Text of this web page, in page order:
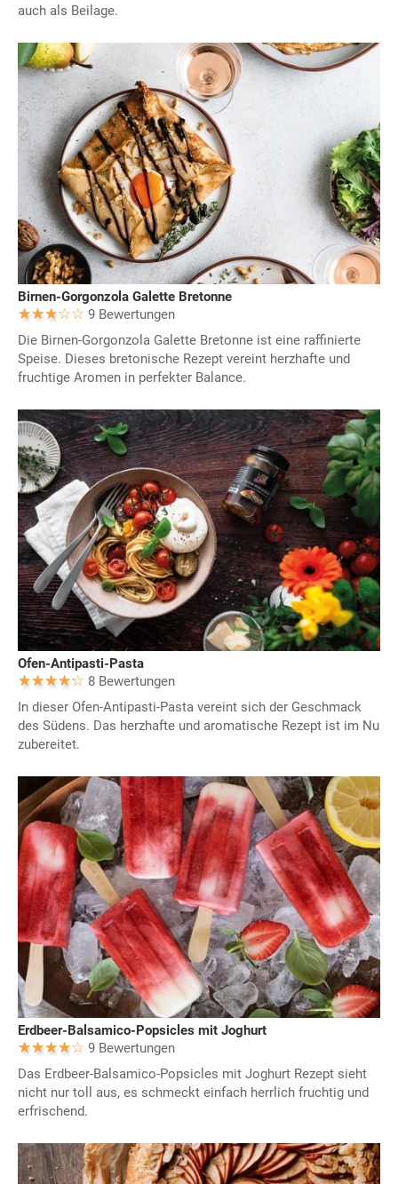
auch als Beilage.
Birnen-Gorgonzola Galette Bretonne
9 Bewertungen
Die Birnen-Gorgonzola Galette Bretonne ist eine raffinierte
Speise. Dieses bretonische Rezept vereint herzhafte und
fruchtige Aromen in perfekter Balance.
Ofen-Antipasti-Pasta
8 Bewertungen
In dieser Ofen-Antipasti-Pasta vereint sich der Geschmack
des Südens. Das herzhafte und aromatische Rezept ist im Nu
zubereitet.
Erdbeer-Balsamico-Popsicles mit Joghurt
9 Bewertungen
Das Erdbeer-Balsamico-Popsicles mit Joghurt Rezept sieht
nicht nur toll aus, es schmeckt einfach herrlich fruchtig und
erfrischend.